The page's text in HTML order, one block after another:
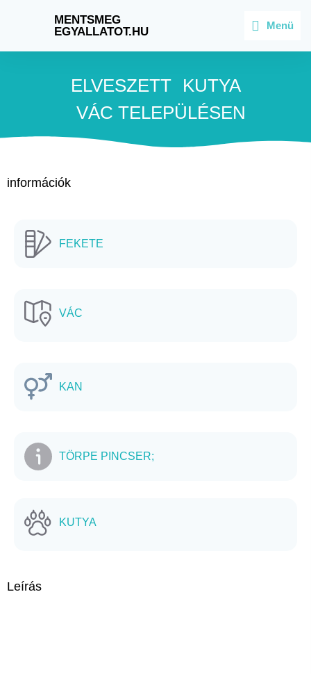
MENTSMEG
EGYALLATOT.HU
Menü
ELVESZETT
KUTYA
VÁC TELEPÜLÉSEN
információk
FEKETE
VÁC
KAN
TÖRPE PINCSER;
KUTYA
Leírás